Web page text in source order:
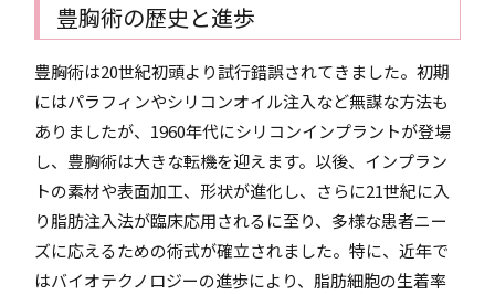
豊胸術の歴史と進歩
豊胸術は20世紀初頭より試行錯誤されてきました。初期
にはパラフィンやシリコンオイル注入など無謀な方法も
ありましたが、1960年代にシリコンインプラントが登場
し、豊胸術は大きな転機を迎えます。以後、インプラン
トの素材や表面加工、形状が進化し、さらに21世紀に入
り脂肪注入法が臨床応用されるに至り、多様な患者ニー
ズに応えるための術式が確立されました。特に、近年で
はバイオテクノロジーの進歩により、脂肪細胞の生着率